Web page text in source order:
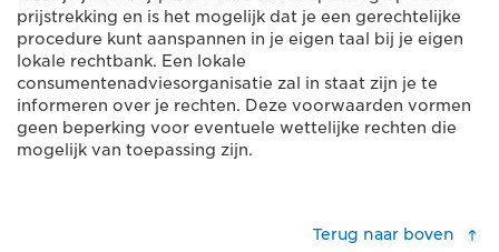
prijstrekking en is het mogelijk dat je een gerechtelijke
procedure kunt aanspannen in je eigen taal bij je eigen
lokale rechtbank. Een lokale
consumentenadviesorganisatie zal in staat zijn je te
informeren over je rechten. Deze voorwaarden vormen
geen beperking voor eventuele wettelijke rechten die
mogelijk van toepassing zijn.
Terug naar boven